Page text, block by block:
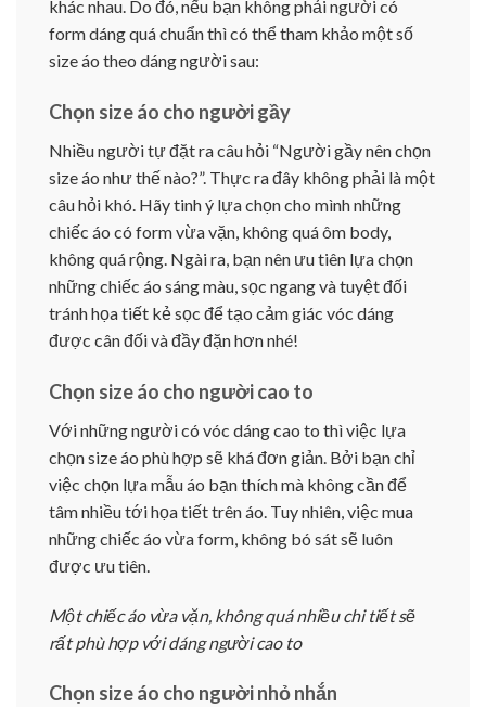
khác nhau. Do đó, nếu bạn không phải người có
form dáng quá chuẩn thì có thể tham khảo một số
size áo theo dáng người sau:
Chọn size áo cho người gầy
Nhiều người tự đặt ra câu hỏi “Người gầy nên chọn
size áo như thế nào?”. Thực ra đây không phải là một
câu hỏi khó. Hãy tinh ý lựa chọn cho mình những
chiếc áo có form vừa vặn, không quá ôm body,
không quá rộng. Ngài ra, bạn nên ưu tiên lựa chọn
những chiếc áo sáng màu, sọc ngang và tuyệt đối
tránh họa tiết kẻ sọc để tạo cảm giác vóc dáng
được cân đối và đầy đặn hơn nhé!
Chọn size áo cho người cao to
Với những người có vóc dáng cao to thì việc lựa
chọn size áo phù hợp sẽ khá đơn giản. Bởi bạn chỉ
việc chọn lựa mẫu áo bạn thích mà không cần để
tâm nhiều tới họa tiết trên áo. Tuy nhiên, việc mua
những chiếc áo vừa form, không bó sát sẽ luôn
được ưu tiên.
Một chiếc áo vừa vặn, không quá nhiều chi tiết sẽ
rất phù hợp với dáng người cao to
Chọn size áo cho người nhỏ nhắn